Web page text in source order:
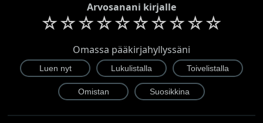
Arvosanani kirjalle
☆☆☆☆☆☆☆☆☆☆
Omassa pääkirjahyllyssäni